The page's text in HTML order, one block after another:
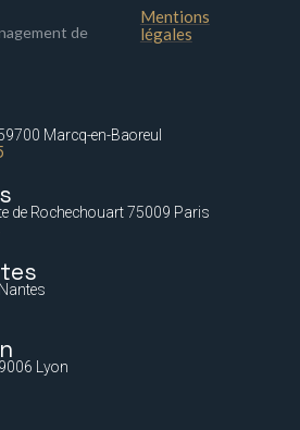
de
Mentions
légales
Marcq-en-Baoreul
de Rochechouart 75009 Paris
Lyon